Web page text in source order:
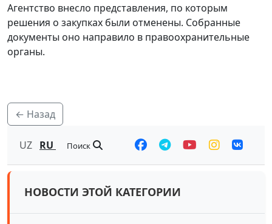
Агентство внесло представления, по которым
решения о закупках были отменены. Собранные
документы оно направило в правоохранительные
органы.
← Назад
UZ RU Поиск
НОВОСТИ ЭТОЙ КАТЕГОРИИ